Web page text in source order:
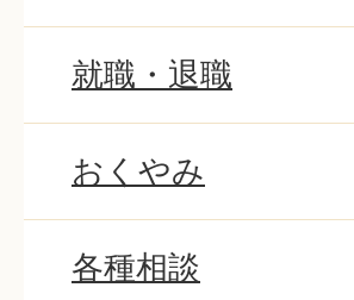
就職・退職
おくやみ
各種相談